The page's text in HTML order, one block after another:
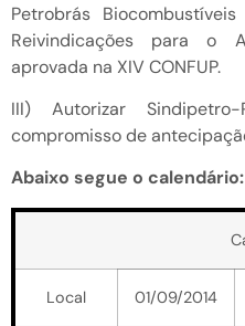
Petrobrás
Reivindicações para o
aprovada na XIV CONFUP.
III) Autorizar
compromisso de
Abaixo segue o calendário:
Local 01/09/2014